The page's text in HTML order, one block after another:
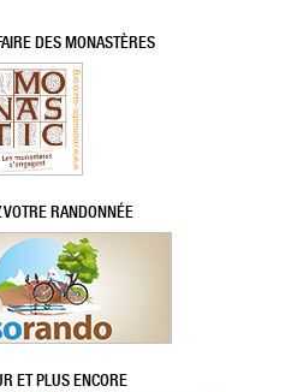
DES MONASTÈRES
VOTRE RANDONNÉE
ET PLUS ENCORE